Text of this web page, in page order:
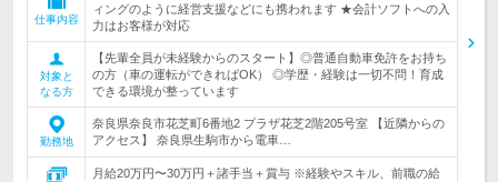
仕事内容
ィングのように経営支援などにも携われます ★会計ソフトへの入
力はお客様が対応
対象と
なる方
【先輩全員が未経験からのスタート】◎普通自動車免許をお持ち
の方（車の運転ができればOK） ◎学歴・経験は一切不問！育成
できる環境が整っています
勤務地
奈良県奈良市花芝町6番地2 プラザ花芝2階205号室 【近隣からの
アクセス】 奈良県生駒市から電車…
月給20万円〜30万円＋諸手当＋賞与 ※経験やスキル、前職の給